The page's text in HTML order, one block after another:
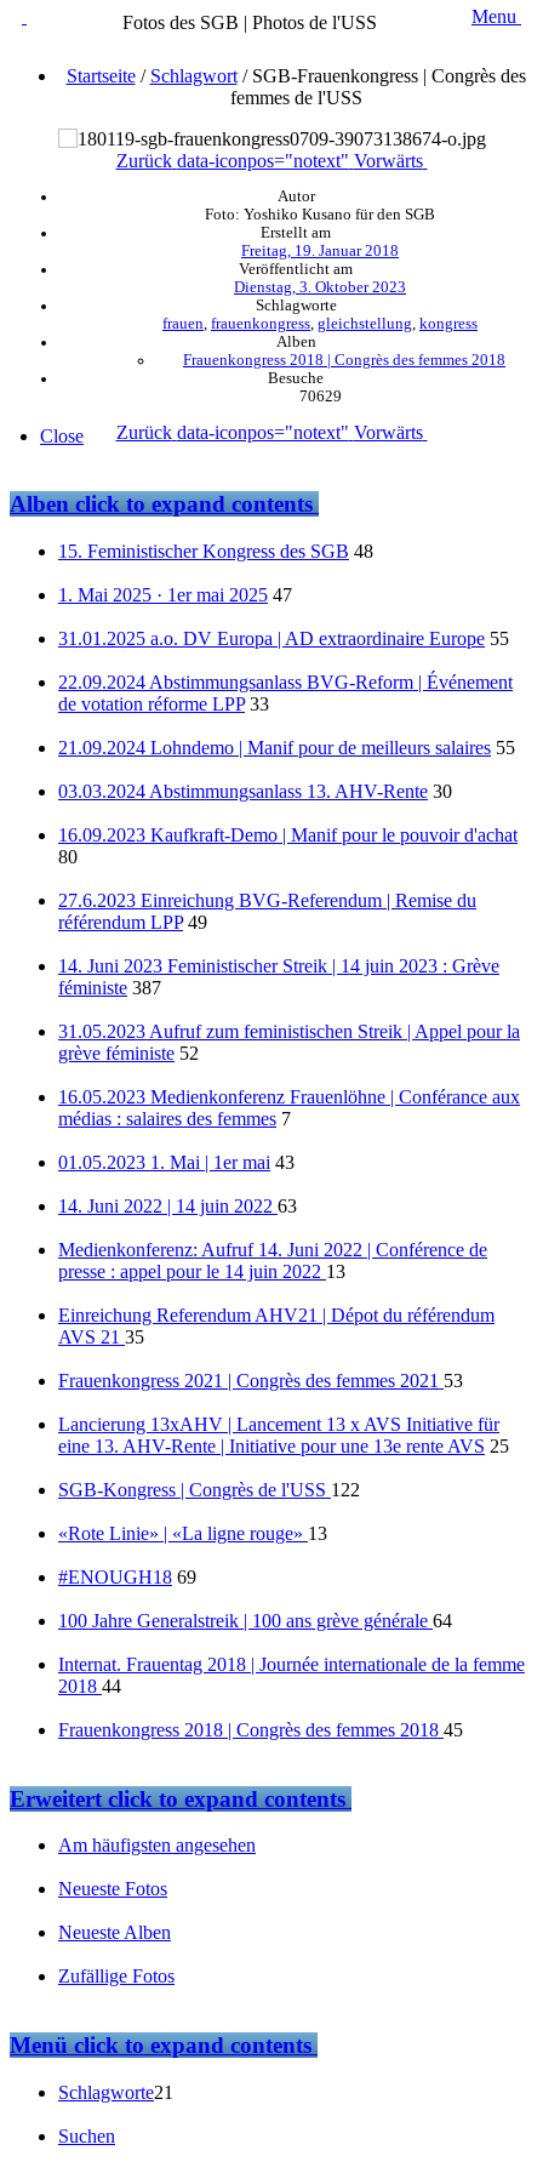
Fotos des SGB | Photos de l'USS Menu
Startseite/ Schlagwort / SGB-Frauenkongress | Congrès des
femmes de l'USS
Zurück data-iconpos="notext" Vorwärts
Autor
Foto: Yoshiko Kusano für den SGB
Erstellt am
Freitag, 19. Januar 2018
Veröffentlicht am
Dienstag, 3. Oktober 2023
Schlagworte
frauen frauenkongress gleichstellung kongress
Alben
Frauenkongress 2018 | Congrès des femmes 2018
Besuche
70629
Zurück data-iconpos="notext" Vorwärts
Close
Albenclick to expand contents
15. Feministischer Kongress des SGB 48
1. Mai 2025 · 1er mai 2025 47
31.01.2025 a.o. DV Europa | AD extraordinaire Europe 55
22.09.2024 Abstimmungsanlass BVG-Reform | Événement
de votation réforme LPP 33
21.09.2024 Lohndemo | Manif pour de meilleurs salaires 55
03.03.2024 Abstimmungsanlass 13. AHV-Rente 30
16.09.2023 Kaufkraft-Demo | Manif pour le pouvoir d'achat
80
27.6.2023 Einreichung BVG-Referendum | Remise du
référendum LPP 49
14. Juni 2023 Feministischer Streik | 14 juin 2023 : Grève
féministe 387
31.05.2023 Aufruf zum feministischen Streik | Appel pour la
grève féministe 52
16.05.2023 Medienkonferenz Frauenlöhne | Conférance aux
médias : salaires des femmes 7
01.05.2023 1. Mai | 1er mai 43
14. Juni 2022 | 14 juin 2022 63
Medienkonferenz: Aufruf 14. Juni 2022 | Conférence de
presse : appel pour le 14 juin 2022 13
Einreichung Referendum AHV21 | Dépot du référendum
AVS 21 35
Frauenkongress 2021 | Congrès des femmes 2021 53
Lancierung 13xAHV | Lancement 13 x AVS Initiative für
eine 13. AHV-Rente | Initiative pour une 13e rente AVS 25
SGB-Kongress | Congrès de l'USS 122
«Rote Linie» | «La ligne rouge» 13
#ENOUGH18 69
100 Jahre Generalstreik | 100 ans grève générale 64
Internat. Frauentag 2018 | Journée internationale de la femme
2018 44
Frauenkongress 2018 | Congrès des femmes 2018 45
Erweitertclick to expand contents
Am häufigsten angesehen
Neueste Fotos
Neueste Alben
Zufällige Fotos
Menüclick to expand contents
Schlagworte21
Suchen